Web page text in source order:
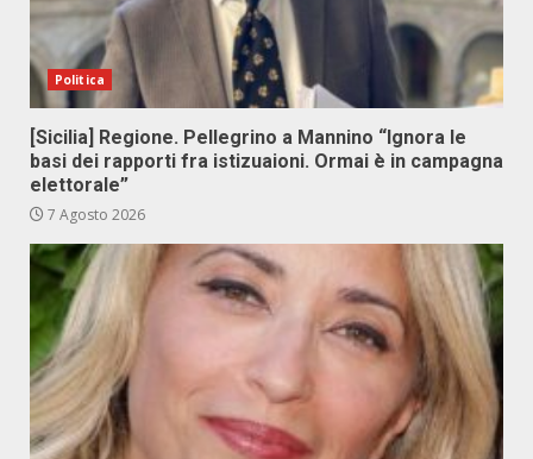
Politica
[Sicilia] Regione. Pellegrino a Mannino “Ignora le
basi dei rapporti fra istizuaioni. Ormai è in campagna
elettorale”
7 Agosto 2026